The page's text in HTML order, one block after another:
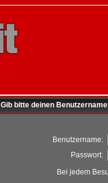
Gib bitte deinen
Benutzername:
Passwort:
Bei jedem